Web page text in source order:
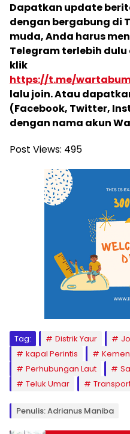
Dapatkan update
dengan bergabung di
muda, Anda harus
Telegram terlebih
klik
https://t.me/
lalu join. Atau
(Facebook, Twitter,
dengan nama akun
Post Views: 495
Tag: Distrik Yaur
kapal Perintis
Perhubungan Laut
Teluk Umar
Penulis: Adrianus Maniba